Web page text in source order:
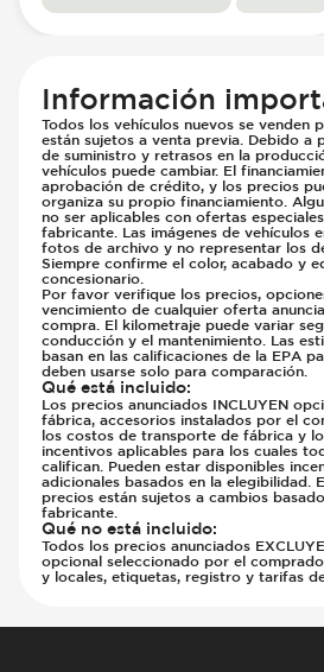
Información
Todos los vehículos nuevos se venden
están sujetos a venta previa. Debido a
de suministro y retrasos en la
vehículos puede cambiar. El
aprobación de crédito, y los precios
organiza su propio financiamiento.
no ser aplicables con ofertas
fabricante. Las imágenes de vehículos
fotos de archivo y no representar los
Siempre confirme el color, acabado y
concesionario.
Por favor verifique los precios,
vencimiento de cualquier oferta
compra. El kilometraje puede variar
conducción y el mantenimiento. Las
basan en las calificaciones de la EPA
deben usarse solo para comparación.
Qué está incluido:
Los precios anunciados INCLUYEN
fábrica, accesorios instalados por el
los costos de transporte de fábrica y
incentivos aplicables para los cuales
califican. Pueden estar disponibles
adicionales basados en la elegibilidad.
precios están sujetos a cambios
fabricante.
Qué no está incluido:
Todos los precios anunciados
opcional seleccionado por el
y locales, etiquetas, registro y tarifas